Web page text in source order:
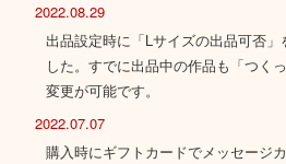
2022.08.29
出品設定時に「Lサイズの出品可否
した。すでに出品中の作品も「つく
変更が可能です。
2022.07.07
購入時にギフトカードでメッセージ